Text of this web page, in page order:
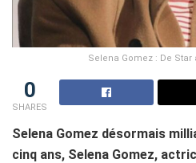
Selena Gomez : De Star
0
SHARES
Selena Gomez désormais
cinq ans, Selena Gomez,